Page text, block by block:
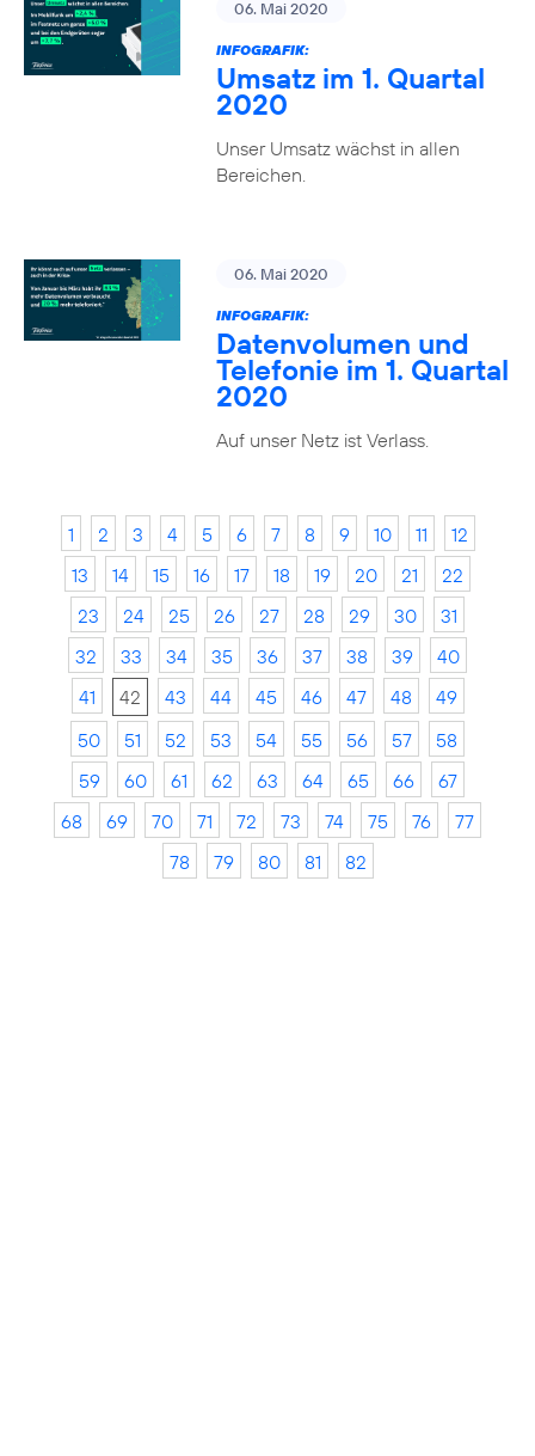
06. Mai 2020
INFOGRAFIK:
Umsatz im 1. Quartal
2020
Unser Umsatz wächst in allen
Bereichen.
06. Mai 2020
INFOGRAFIK:
Datenvolumen und
Telefonie im 1. Quartal
2020
Auf unser Netz ist Verlass.
1 2 3 4 5 6 7 8 9 10 11
12
13
14 15 16 17 18 19 20 21
22
23
24 25 26 27 28 29 30
31
32
33 34 35 36 37 38 39
40
41
42 43 44 45 46 47 48
49
50
51 52 53 54 55 56 57
58
59
60 61 62 63 64 65 66
67
68
69 70 71 72 73 74 75 76
77
78
79 80 81 82